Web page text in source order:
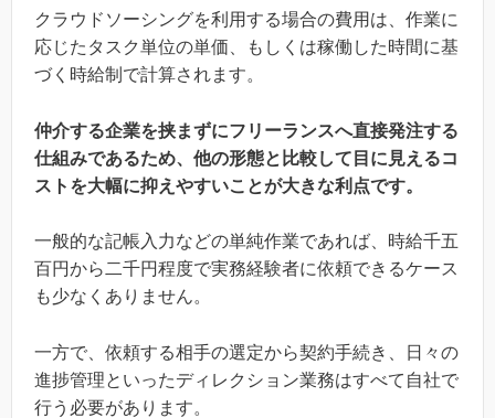
クラウドソーシングを利用する場合の費用は、作業に
応じたタスク単位の単価、もしくは稼働した時間に基
づく時給制で計算されます。
仲介する企業を挟まずにフリーランスへ直接発注する
仕組みであるため、他の形態と比較して目に見えるコ
ストを大幅に抑えやすいことが大きな利点です。
一般的な記帳入力などの単純作業であれば、時給千五
百円から二千円程度で実務経験者に依頼できるケース
も少なくありません。
一方で、依頼する相手の選定から契約手続き、日々の
進捗管理といったディレクション業務はすべて自社で
行う必要があります。